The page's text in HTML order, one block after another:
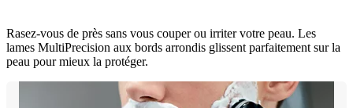
Rasez-vous de près sans vous couper ou irriter votre peau. Les
lames MultiPrecision aux bords arrondis glissent parfaitement sur la
peau pour mieux la protéger.